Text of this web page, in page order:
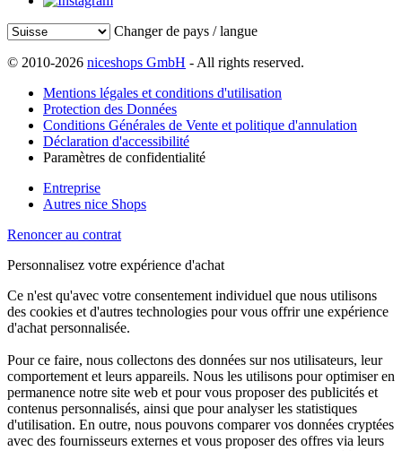
Changer de pays / langue
© 2010-2026 niceshops GmbH - All rights reserved.
Mentions légales et conditions d'utilisation
Protection des Données
Conditions Générales de Vente et politique d'annulation
Déclaration d'accessibilité
Paramètres de confidentialité
Entreprise
Autres nice Shops
Renoncer au contrat
Personnalisez votre expérience d'achat
Ce n'est qu'avec votre consentement individuel que nous utilisons
des cookies et d'autres technologies pour vous offrir une expérience
d'achat personnalisée.
Pour ce faire, nous collectons des données sur nos utilisateurs, leur
comportement et leurs appareils. Nous les utilisons pour optimiser en
permanence notre site web et pour vous proposer des publicités et
contenus personnalisés, ainsi que pour analyser les statistiques
d'utilisation. En outre, nous pouvons comparer vos données cryptées
avec des fournisseurs externes et vous proposer des offres via leurs